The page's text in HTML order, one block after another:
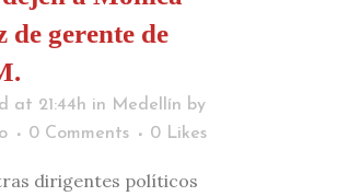
de gerente de
at 21:44h in Medellín by
0 Comments 0 Likes
dirigentes políticos